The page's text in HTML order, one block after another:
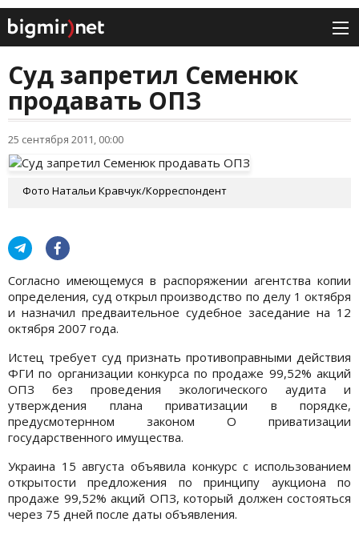
Суд запретил Семенюк
продавать ОПЗ
25 сентября 2011, 00:00
Фото Натальи Кравчук/Корреспондент
Согласно имеющемуся в распоряжении агентства копии
определения, суд открыл производство по делу 1 октября
и назначил предваительное судебное заседание на 12
октября 2007 года.
Истец требует суд признать противоправными действия
ФГИ по организации конкурса по продаже 99,52% акций
ОПЗ без проведения экологического аудита и
утверждения плана приватизации в порядке,
предусмотернном законом О приватизации
государственного имущества.
Украина 15 августа объявила конкурс с использованием
открытости предложения по принципу аукциона по
продаже 99,52% акций ОПЗ, который должен состояться
через 75 дней после даты объявления.